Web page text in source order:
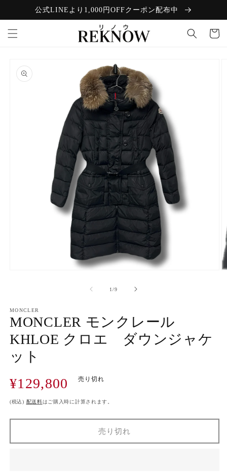
コンテン公式LINEより1,000円OFFクーポン配布中
カ
ー
にスキッ
プ
で
メ
デ
ィ
(1)
を
く
1/の
9
MONCLER
MONCLER モンクレール
KHLOE クロエ ダウンジャケ
ット
通
常
価
¥129,800 売り切れ
(税込) 配送料はご購入時に計算されます。
売り切れ